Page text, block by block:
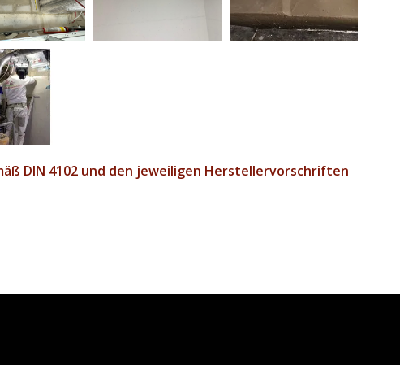
DIN 4102 und den jeweiligen Herstellervorschriften